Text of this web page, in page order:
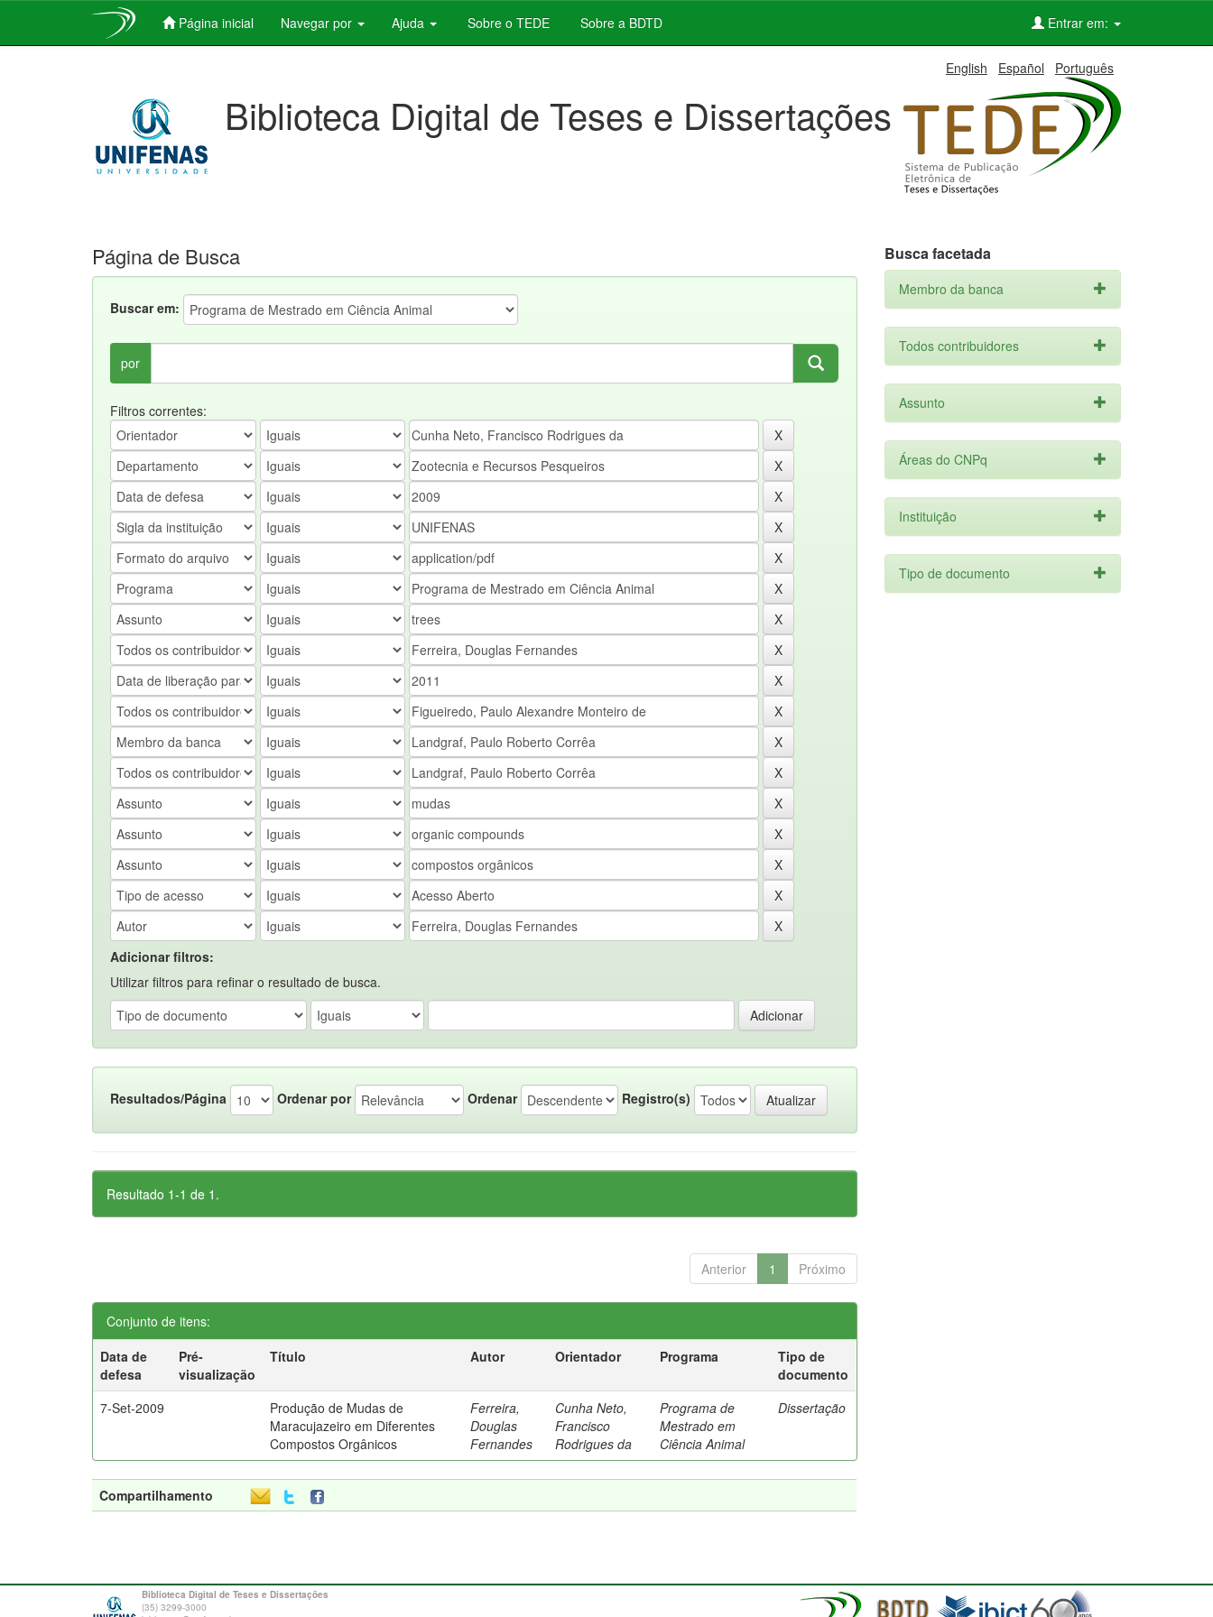
Página inicial Navegar por Ajuda Sobre o TEDE Sobre a BDTD Entrar em:
English Español Português
Biblioteca Digital de Teses e Dissertações
Página de Busca
Buscar em:
por
Filtros correntes:
Adicionar filtros:
Utilizar filtros para refinar o resultado de busca.
Resultados/Página Ordenar por Ordenar Registro(s)
Resultado 1-1 de 1.
Anterior 1 Próximo
Conjunto de itens:
Data de
defesa
Pré-
visualização
Título Autor Orientador Programa
Tipo de
documento
7-Set-2009
Produção de Mudas de
Maracujazeiro em Diferentes
Compostos Orgânicos
Ferreira,
Douglas
Fernandes
Cunha Neto,
Francisco
Rodrigues da
Programa de
Mestrado em
Ciência Animal
Dissertação
Compartilhamento
Busca facetada
Membro da banca
Todos contribuidores
Assunto
Áreas do CNPq
Instituição
Tipo de documento
Biblioteca Digital de Teses e Dissertações
(35) 3299-3000